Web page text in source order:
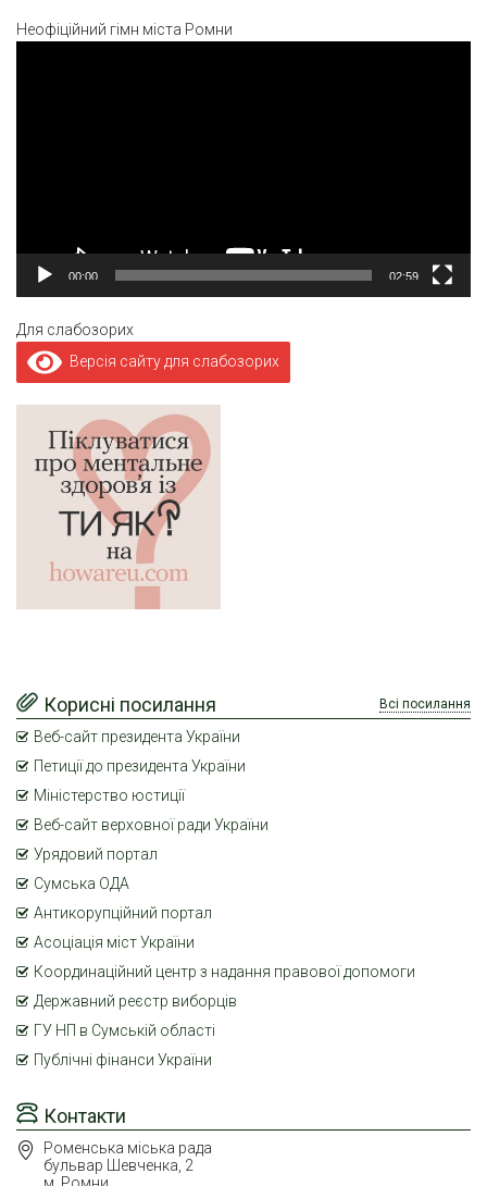
Неофіційний гімн міста Ромни
00:00 02:59
Для слабозорих
Версія сайту для слабозорих
Контакти
Роменська міська рада
бульвар Шевченка, 2
Корисні посилання Всі посилання
Веб-сайт президента України
Петиції до президента України
Міністерство юстиції
Веб-сайт верховної ради України
Урядовий портал
Сумська ОДА
Антикорупційний портал
Асоціація міст України
Координаційний центр з надання правової допомоги
Державний реєстр виборців
ГУ НП в Сумській області
Публічні фінанси України